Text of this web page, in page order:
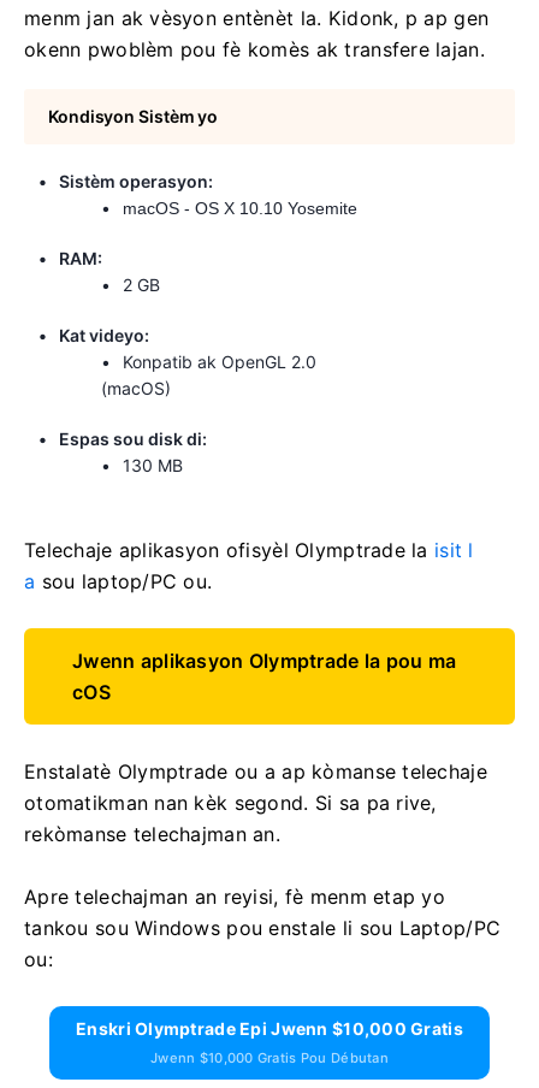
menm jan ak vèsyon entènèt la. Kidonk, p ap gen
okenn pwoblèm pou fè komès ak transfere lajan.
Kondisyon Sistèm yo
Sistèm operasyon:
macOS - OS X 10.10 Yosemite
RAM:
2 GB
Kat videyo:
Konpatib ak OpenGL 2.0
(macOS)
Espas sou disk di:
130 MB
Telechaje aplikasyon ofisyèl Olymptrade la isit l
a sou laptop/PC ou.
Jwenn aplikasyon Olymptrade la pou ma
cOS
Enstalatè Olymptrade ou a ap kòmanse telechaje
otomatikman nan kèk segond. Si sa pa rive,
rekòmanse telechajman an.
Apre telechajman an reyisi, fè menm etap yo
tankou sou Windows pou enstale li sou Laptop/PC
ou:
Enskri Olymptrade Epi Jwenn $10,000 Gratis
Jwenn $10,000 Gratis Pou Débutan